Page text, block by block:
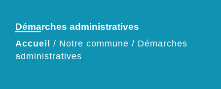
Démarches administratives
Accueil / Notre commune / Démarches
administratives